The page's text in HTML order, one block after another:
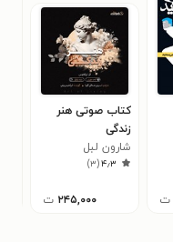
ت
کتاب صوتی هنر
زندگی
شارون لبل
۴٫۳(۳)
۲۴۵,۰۰۰ ت